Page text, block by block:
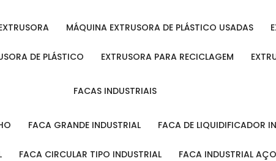
EXTRUSORA MÁQUINA EXTRUSORA DE PLÁSTICO USADAS
DE PLÁSTICO EXTRUSORA PARA RECICLAGEM
FACAS INDUSTRIAIS
FACA GRANDE INDUSTRIAL FACA DE LIQUIDIFICADOR
FACA CIRCULAR TIPO INDUSTRIAL FACA INDUSTRIAL AÇO